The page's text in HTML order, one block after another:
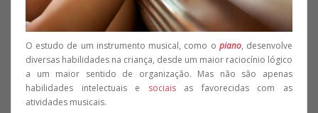
O estudo de um instrumento musical, como o piano, desenvolve
diversas habilidades na criança, desde um maior raciocínio lógico
a um maior sentido de organização. Mas não são apenas
habilidades intelectuais e sociaisas favorecidas com as
atividades musicais.